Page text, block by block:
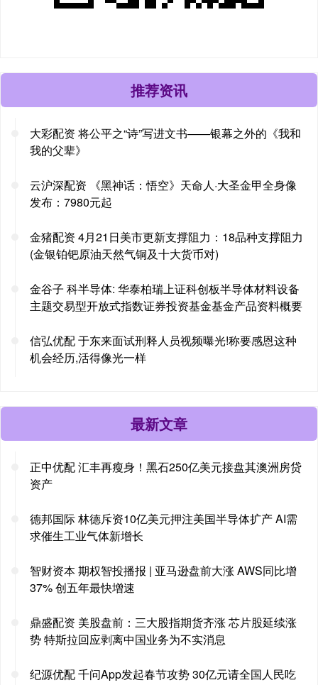
推荐资讯
大彩配资 将公平之“诗”写进文书——银幕之外的《我和
我的父辈》
云沪深配资 《黑神话：悟空》天命人·大圣金甲全身像
发布：7980元起
金猪配资 4月21日美市更新支撑阻力：18品种支撑阻力
(金银铂钯原油天然气铜及十大货币对)
金谷子 科半导体: 华泰柏瑞上证科创板半导体材料设备
主题交易型开放式指数证券投资基金基金产品资料概要
信弘优配 于东来面试刑释人员视频曝光!称要感恩这种
机会经历,活得像光一样
最新文章
正中优配 汇丰再瘦身！黑石250亿美元接盘其澳洲房贷
资产
德邦国际 林德斥资10亿美元押注美国半导体扩产 AI需
求催生工业气体新增长
智财资本 期权智投播报 | 亚马逊盘前大涨 AWS同比增
37% 创五年最快增速
鼎盛配资 美股盘前：三大股指期货齐涨 芯片股延续涨
势 特斯拉回应剥离中国业务为不实消息
纪源优配 千问App发起春节攻势 30亿元请全国人民吃